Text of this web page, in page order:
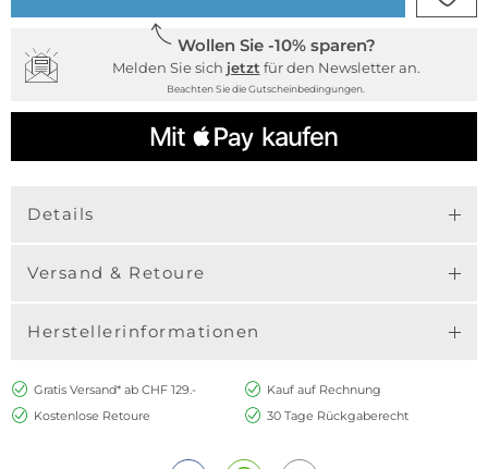
Wollen Sie -10% sparen?
Melden Sie sich jetzt für den Newsletter an.
Beachten Sie die Gutscheinbedingungen.
Details
Versand & Retoure
Herstellerinformationen
Gratis Versand* ab CHF 129.-
Kauf auf Rechnung
Kostenlose Retoure
30 Tage Rückgaberecht